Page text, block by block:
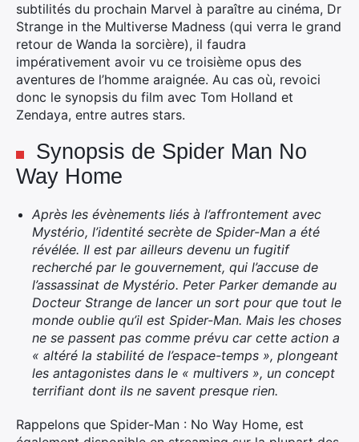
subtilités du prochain Marvel à paraître au cinéma, Dr
Strange in the Multiverse Madness (qui verra le grand
retour de Wanda la sorcière), il faudra
impérativement avoir vu ce troisième opus des
aventures de l’homme araignée. Au cas où, revoici
donc le synopsis du film avec Tom Holland et
Zendaya, entre autres stars.
Synopsis de Spider Man No
Way Home
Après les évènements liés à l’affrontement avec
Mystério, l’identité secrète de Spider-Man a été
révélée. Il est par ailleurs devenu un fugitif
recherché par le gouvernement, qui l’accuse de
l’assassinat de Mystério. Peter Parker demande au
Docteur Strange de lancer un sort pour que tout le
monde oublie qu’il est Spider-Man. Mais les choses
ne se passent pas comme prévu car cette action a
« altéré la stabilité de l’espace-temps », plongeant
les antagonistes dans le « multivers », un concept
terrifiant dont ils ne savent presque rien.
Rappelons que Spider-Man : No Way Home, est